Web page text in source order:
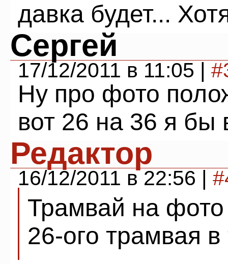
давка будет...
Сергей
17/12/2011 в 11:05 |
Ну про фото
вот 26 на 36 я бы
Редактор
16/12/2011 в 22:56 |
Трамвай на фото
26-ого трамвая в